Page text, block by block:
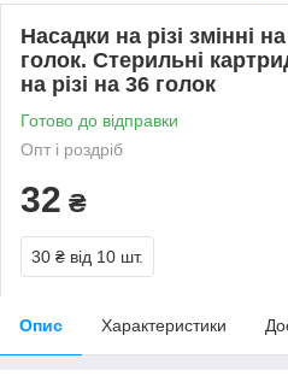
Насадки на різі змінні
голок. Стерильні
на різі на 36 голок
Готово до відправки
Опт і роздріб
32 ₴
30 ₴ від 10 шт.
Опис Характеристики